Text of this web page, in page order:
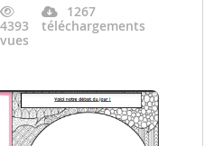
4393
vues
1267
téléchargements